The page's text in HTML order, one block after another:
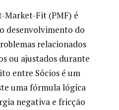
Market-Fit (PMF) é
desenvolvimento do
relacionados
ou ajustados durante
entre Sócios é um
uma fórmula lógica
negativa e fricção